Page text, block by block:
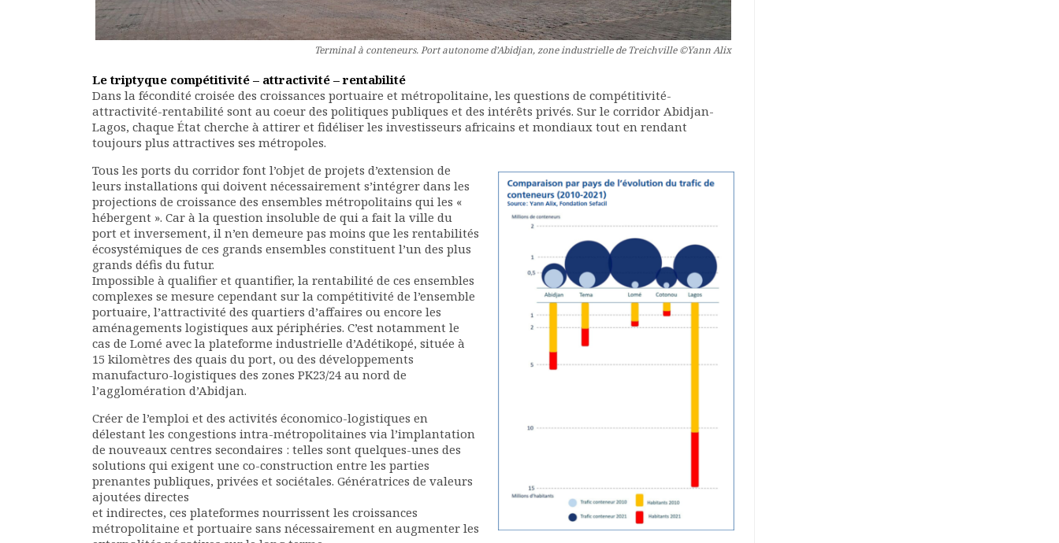
Terminal à conteneurs. Port autonome d’Abidjan, zone industrielle de Treichville ©Yann Alix
Le triptyque compétitivité – attractivité – rentabilité
Dans la fécondité croisée des croissances portuaire et métropolitaine, les questions de compétitivité-
attractivité-rentabilité sont au coeur des politiques publiques et des intérêts privés. Sur le corridor Abidjan-
Lagos, chaque État cherche à attirer et fidéliser les investisseurs africains et mondiaux tout en rendant
toujours plus attractives ses métropoles.
Tous les ports du corridor font l’objet de projets d’extension de
leurs installations qui doivent nécessairement s’intégrer dans les
projections de croissance des ensembles métropolitains qui les «
hébergent ». Car à la question insoluble de qui a fait la ville du
port et inversement, il n’en demeure pas moins que les rentabilités
écosystémiques de ces grands ensembles constituent l’un des plus
grands défis du futur.
Impossible à qualifier et quantifier, la rentabilité de ces ensembles
complexes se mesure cependant sur la compétitivité de l’ensemble
portuaire, l’attractivité des quartiers d’affaires ou encore les
aménagements logistiques aux périphéries. C’est notamment le
cas de Lomé avec la plateforme industrielle d’Adétikopé, située à
15 kilomètres des quais du port, ou des développements
manufacturo-logistiques des zones PK23/24 au nord de
l’agglomération d’Abidjan.
Créer de l’emploi et des activités économico-logistiques en
délestant les congestions intra-métropolitaines via l’implantation
de nouveaux centres secondaires : telles sont quelques-unes des
solutions qui exigent une co-construction entre les parties
prenantes publiques, privées et sociétales. Génératrices de valeurs
ajoutées directes
et indirectes, ces plateformes nourrissent les croissances
métropolitaine et portuaire sans nécessairement en augmenter les